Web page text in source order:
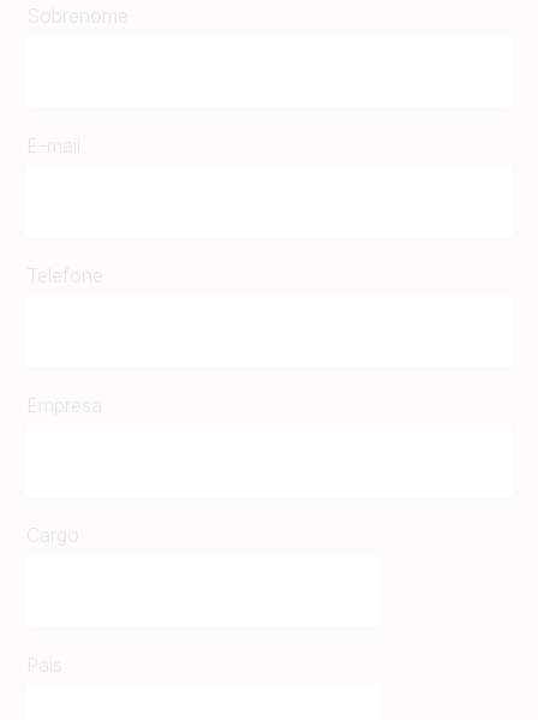
Sobrenome
E-mail
Telefone
Empresa
Cargo
País